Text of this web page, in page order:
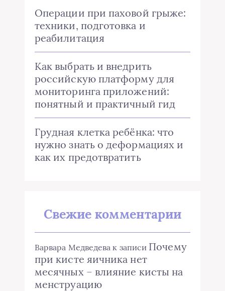
Операции при паховой грыже:
техники, подготовка и
реабилитация
Как выбрать и внедрить
российскую платформу для
мониторинга приложений:
понятный и практичный гид
Грудная клетка ребёнка: что
нужно знать о деформациях и
как их предотвратить
Свежие комментарии
Варвара Медведева к записи Почему
при кисте яичника нет
месячных – влияние кисты на
менструацию